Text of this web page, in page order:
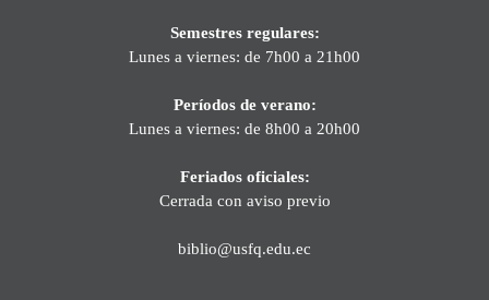
Semestres regulares:
Lunes a viernes: de 7h00 a 21h00
Períodos de verano:
Lunes a viernes: de 8h00 a 20h00
Feriados oficiales:
Cerrada con aviso previo
biblio@usfq.edu.ec